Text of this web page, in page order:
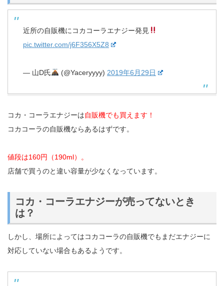
近所の自販機にコカコーラエナジー発見
pic.twitter.com/j6F356X5Z8
— 山D氏 (@Yaceryyyy) 2019年6月29日
コカ・コーラエナジーは自販機でも買えます！
コカコーラの自販機ならあるはずです。
値段は160円（190ml）。
店舗で買うのと違い容量が少なくなっています。
コカ・コーラエナジーが売ってないとき
は？
しかし、場所によってはコカコーラの自販機でもまだエナジーに
対応していない場合もあるようです。